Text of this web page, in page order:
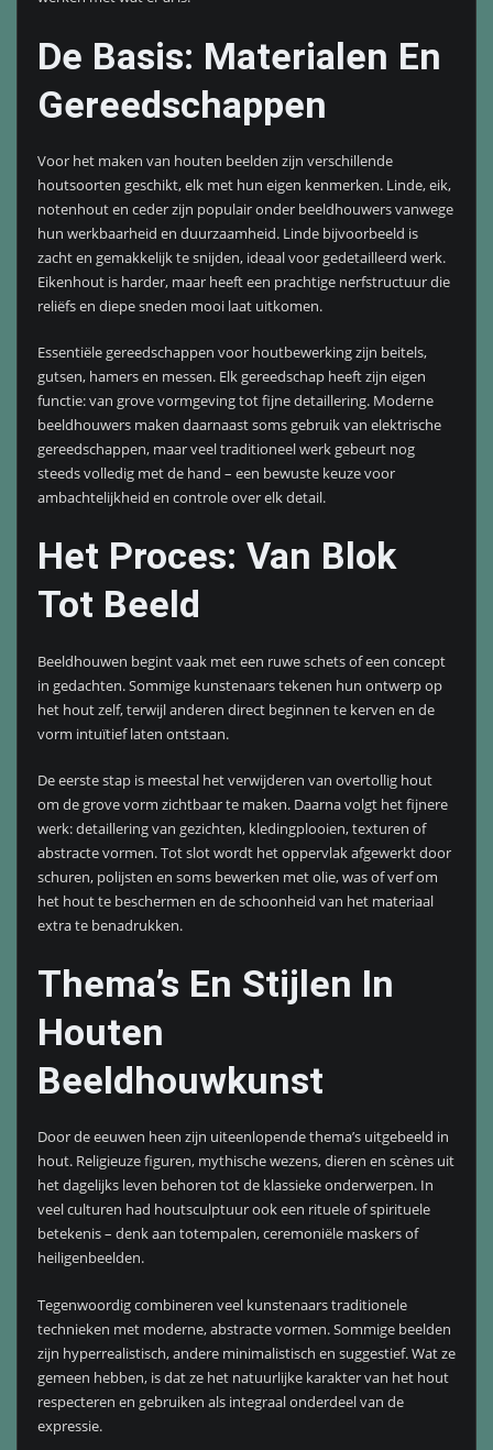
De Basis: Materialen En
Gereedschappen
Voor het maken van houten beelden zijn verschillende
houtsoorten geschikt, elk met hun eigen kenmerken. Linde, eik,
notenhout en ceder zijn populair onder beeldhouwers vanwege
hun werkbaarheid en duurzaamheid. Linde bijvoorbeeld is
zacht en gemakkelijk te snijden, ideaal voor gedetailleerd werk.
Eikenhout is harder, maar heeft een prachtige nerfstructuur die
reliëfs en diepe sneden mooi laat uitkomen.
Essentiële gereedschappen voor houtbewerking zijn beitels,
gutsen, hamers en messen. Elk gereedschap heeft zijn eigen
functie: van grove vormgeving tot fijne detaillering. Moderne
beeldhouwers maken daarnaast soms gebruik van elektrische
gereedschappen, maar veel traditioneel werk gebeurt nog
steeds volledig met de hand – een bewuste keuze voor
ambachtelijkheid en controle over elk detail.
Het Proces: Van Blok
Tot Beeld
Beeldhouwen begint vaak met een ruwe schets of een concept
in gedachten. Sommige kunstenaars tekenen hun ontwerp op
het hout zelf, terwijl anderen direct beginnen te kerven en de
vorm intuïtief laten ontstaan.
De eerste stap is meestal het verwijderen van overtollig hout
om de grove vorm zichtbaar te maken. Daarna volgt het fijnere
werk: detaillering van gezichten, kledingplooien, texturen of
abstracte vormen. Tot slot wordt het oppervlak afgewerkt door
schuren, polijsten en soms bewerken met olie, was of verf om
het hout te beschermen en de schoonheid van het materiaal
extra te benadrukken.
Thema’s En Stijlen In
Houten
Beeldhouwkunst
Door de eeuwen heen zijn uiteenlopende thema’s uitgebeeld in
hout. Religieuze figuren, mythische wezens, dieren en scènes uit
het dagelijks leven behoren tot de klassieke onderwerpen. In
veel culturen had houtsculptuur ook een rituele of spirituele
betekenis – denk aan totempalen, ceremoniële maskers of
heiligenbeelden.
Tegenwoordig combineren veel kunstenaars traditionele
technieken met moderne, abstracte vormen. Sommige beelden
zijn hyperrealistisch, andere minimalistisch en suggestief. Wat ze
gemeen hebben, is dat ze het natuurlijke karakter van het hout
respecteren en gebruiken als integraal onderdeel van de
expressie.